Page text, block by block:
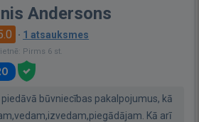
Andersons
· 1 atsauksmes
Pirms 6 st.
būvniecības pakalpojumus, kā
Kā arī